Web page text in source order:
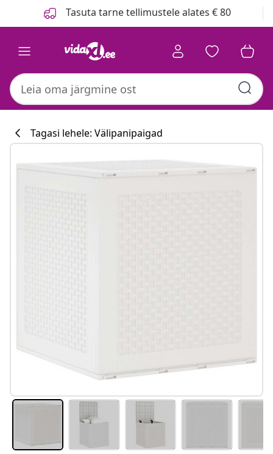
Tasuta tarne tellimustele alates € 80
Tagasi lehele: Välipanipaigad